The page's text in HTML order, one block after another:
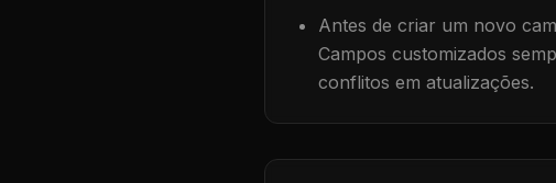
Antes de criar um novo
Campos customizados
conflitos em atualizações.